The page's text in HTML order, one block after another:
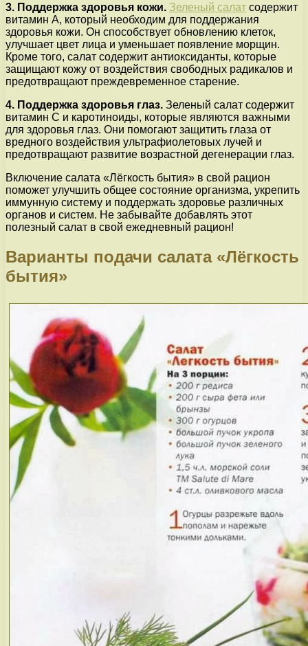
3. Поддержка здоровья кожи. Зеленый салат содержит
витамин A, который необходим для поддержания
здоровья кожи. Он способствует обновлению клеток,
улучшает цвет лица и уменьшает появление морщин.
Кроме того, салат содержит антиоксиданты, которые
защищают кожу от воздействия свободных радикалов и
предотвращают преждевременное старение.
4. Поддержка здоровья глаз. Зеленый салат содержит
витамин C и каротиноиды, которые являются важными
для здоровья глаз. Они помогают защитить глаза от
вредного воздействия ультрафиолетовых лучей и
предотвращают развитие возрастной дегенерации глаз.
Включение салата «Лёгкость бытия» в свой рацион
поможет улучшить общее состояние организма, укрепить
иммунную систему и поддержать здоровье различных
органов и систем. Не забывайте добавлять этот
полезный салат в свой ежедневный рацион!
Варианты подачи салата «Лёгкость
бытия»